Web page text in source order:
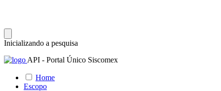
Inicializando a pesquisa
API - Portal Único Siscomex
Home
Escopo